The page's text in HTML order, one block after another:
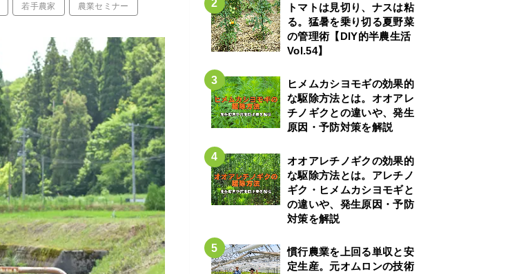
若手農家 農業セミナー
トマトは見切り、ナスは粘
る。猛暑を乗り切る夏野菜
の管理術【DIY的半農生活
Vol.54】
ヒメムカシヨモギの効果的
な駆除方法とは。オオアレ
チノギクとの違いや、発生
原因・予防対策を解説
オオアレチノギクの効果的
な駆除方法とは。アレチノ
ギク・ヒメムカシヨモギと
の違いや、発生原因・予防
対策を解説
慣行農業を上回る単収と安
定生産。元オムロンの技術